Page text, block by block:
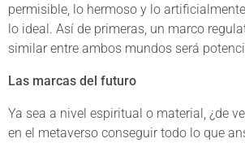
permisible, lo hermoso y lo
lo ideal. Así de primeras, un marco
similar entre ambos mundos será
Las marcas del futuro
Ya sea a nivel espiritual o material, ¿de
en el metaverso conseguir todo lo que